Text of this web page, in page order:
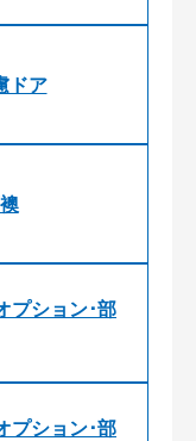
ドア
プション･部
プション･部